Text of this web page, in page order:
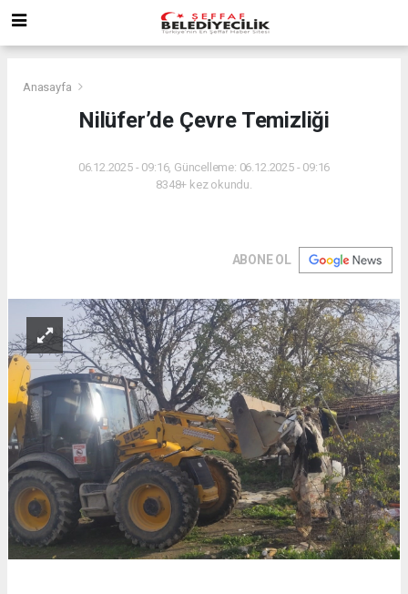
Anasayfa
Nilüfer’de Çevre Temizliği
06.12.2025 - 09:16, Güncelleme: 06.12.2025 - 09:16
8348+ kez okundu.
ABONE OL